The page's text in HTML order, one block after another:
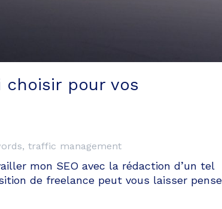
choisir pour vos
,traffic management
mon SEO avec la rédaction d’un tel
de freelance peut vous laisser